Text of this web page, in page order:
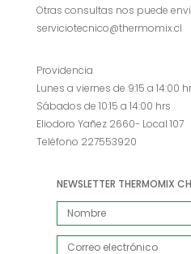
Otras consultas nos puede
serviciotecnico@thermomix.cl
Providencia
Lunes a viernes de 9:15 a 14:00
Sábados de 10:15 a 14:00 hrs
Eliodoro Yañez 2660- Local 107
Teléfono 227553920
NEWSLETTER THERMOMIX